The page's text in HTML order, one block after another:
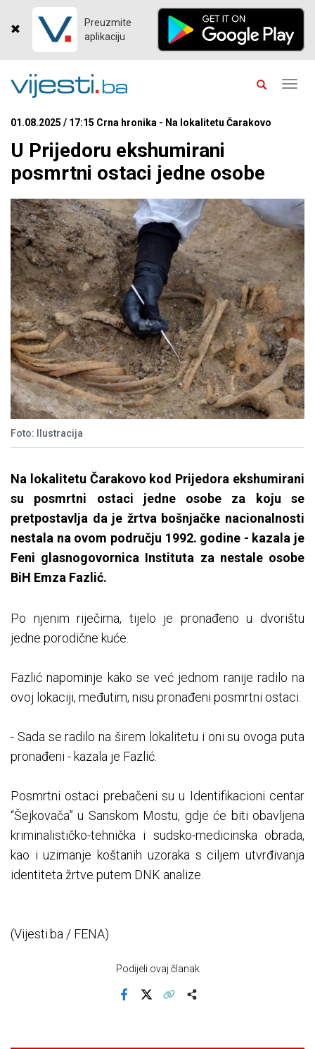
Preuzmite
aplikaciju
01.08.2025 / 17:15 Crna hronika - Na lokalitetu Čarakovo
U Prijedoru ekshumirani
posmrtni ostaci jedne osobe
Foto: Ilustracija
Na lokalitetu Čarakovo kod Prijedora ekshumirani
su posmrtni ostaci jedne osobe za koju se
pretpostavlja da je žrtva bošnjačke nacionalnosti
nestala na ovom području 1992. godine - kazala je
Feni glasnogovornica Instituta za nestale osobe
BiH Emza Fazlić.
Po njenim riječima, tijelo je pronađeno u dvorištu
jedne porodične kuće.
Fazlić napominje kako se već jednom ranije radilo na
ovoj lokaciji, međutim, nisu pronađeni posmrtni ostaci.
- Sada se radilo na širem lokalitetu i oni su ovoga puta
pronađeni - kazala je Fazlić.
Posmrtni ostaci prebačeni su u Identifikacioni centar
“Šejkovača” u Sanskom Mostu, gdje će biti obavljena
kriminalističko-tehnička i sudsko-medicinska obrada,
kao i uzimanje koštanih uzoraka s ciljem utvrđivanja
identiteta žrtve putem DNK analize.
(Vijesti.ba / FENA)
Podijeli ovaj članak